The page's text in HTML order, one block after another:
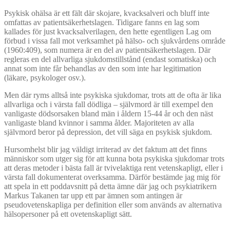
Psykisk ohälsa är ett fält där skojare, kvacksalveri och bluff inte
omfattas av patientsäkerhetslagen. Tidigare fanns en lag som
kallades för just kvacksalverilagen, den hette egentligen Lag om
förbud i vissa fall mot verksamhet på hälso- och sjukvårdens område
(1960:409), som numera är en del av patientsäkerhetslagen. Där
regleras en del allvarliga sjukdomstillstånd (endast somatiska) och
annat som inte får behandlas av den som inte har legitimation
(läkare, psykologer osv.).
Men där ryms alltså inte psykiska sjukdomar, trots att de ofta är lika
allvarliga och i värsta fall dödliga – självmord är till exempel den
vanligaste dödsorsaken bland män i åldern 15-44 år och den näst
vanligaste bland kvinnor i samma ålder. Majoriteten av alla
självmord beror på depression, det vill säga en psykisk sjukdom.
Hursomhelst blir jag väldigt irriterad av det faktum att det finns
människor som utger sig för att kunna bota psykiska sjukdomar trots
att deras metoder i bästa fall är tvivelaktiga rent vetenskapligt, eller i
värsta fall dokumenterat overksamma. Därför bestämde jag mig för
att spela in ett poddavsnitt på detta ämne där jag och psykiatrikern
Markus Takanen tar upp ett par ämnen som antingen är
pseudovetenskapliga per definition eller som används av alternativa
hälsopersoner på ett ovetenskapligt sätt.